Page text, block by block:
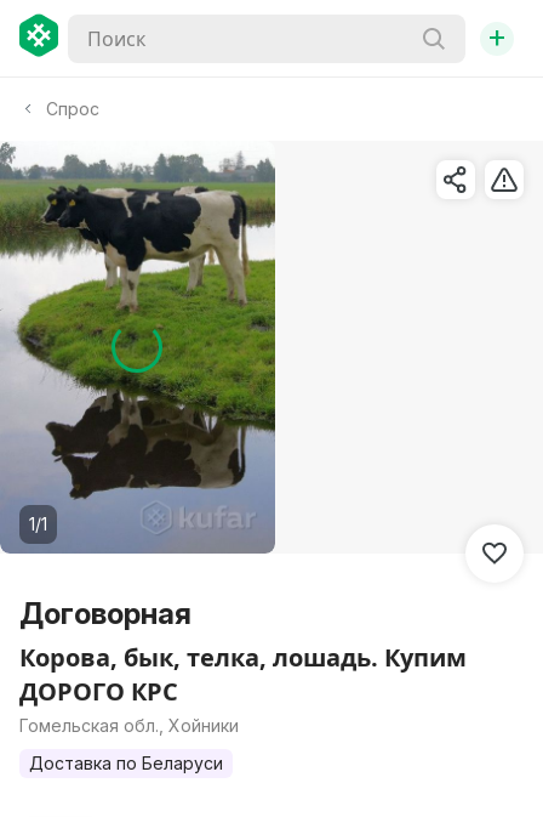
+
Спрос
1/1
Договорная
Корова, бык, телка, лошадь. Купим
ДОРОГО КРС
Гомельская обл., Хойники
Доставка по Беларуси